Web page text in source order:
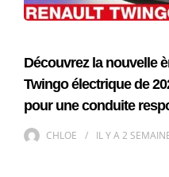
Découvrez la nouvelle
Twingo électrique de
pour une conduite
CHLOE IL Y A2